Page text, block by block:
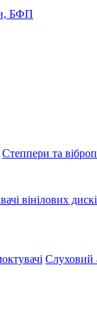
БФП
Степпери та
вінілових
Слуховий